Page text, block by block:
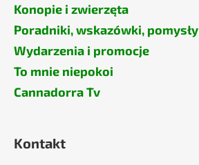
Konopie i zwierzęta
Poradniki, wskazówki, pomysły
Wydarzenia i promocje
To mnie niepokoi
Cannadorra Tv
Kontakt